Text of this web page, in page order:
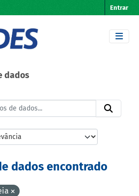
Entrar
dados
dados encontrado